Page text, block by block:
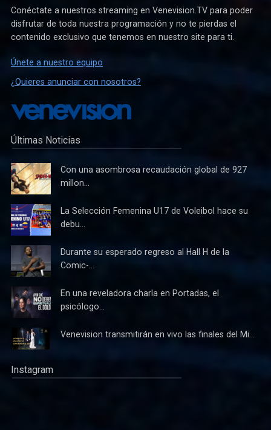
Conéctate a nuestros streaming en Venevision.TV para poder
disfrutar de toda nuestra programación y no te pierdas el
contenido exclusivo que tenemos en nuestro site para ti.
Únete a nuestro equipo
¿Quieres anunciar con nosotros?
Últimas Noticias
Con una asombrosa recaudación global de 927
millon...
La Selección Femenina U17 de Voleibol hace su
debu...
Durante su esperado regreso al Hall H de la
Comic-...
En una reveladora charla en Portadas, el
psicólogo...
Venevision transmitirán en vivo las finales del Mi...
Instagram